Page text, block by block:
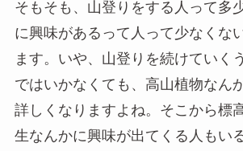
そもそも、山登りをする人って多
に興味があるって人って少なくな
ます。いや、山登りを続けていく
ではいかなくても、高山植物なん
詳しくなりますよね。そこから標
生なんかに興味が出てくる人もい